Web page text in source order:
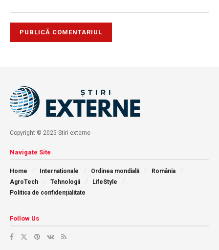
Copyright © 2025 Stiri externe
Navigate Site
Home Internationale Ordinea mondială
România
AgroTech
Tehnologii
LifeStyle
Politica de confidențialitate
Follow Us